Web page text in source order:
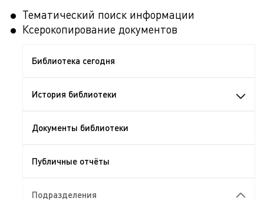
Тематический поиск информации
Ксерокопирование документов
Библиотека сегодня
История библиотеки
Документы библиотеки
Публичные отчёты
Подразделения